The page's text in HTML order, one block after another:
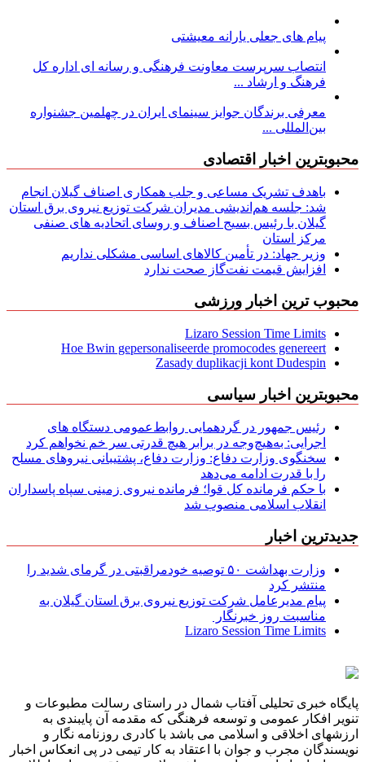
پیام های جعلی یارانه معیشتی
انتصاب سرپرست معاونت فرهنگی و رسانه ای اداره کل
فرهنگ و ارشاد ...
معرفی برندگان جوایز سینمای ایران در چهلمین جشنواره
بین‌المللی ...
محبوبترین اخبار اقتصادی
باهدف تشریک مساعی و جلب همکاری اصناف گیلان انجام
شد: جلسه هم‌اندیشی مدیران شركت توزیع نیروی برق استان
گیلان با رئیس بسیج اصناف و روسای اتحادیه های صنفی
مركز استان
وزیر جهاد: در تأمین کالاهای اساسی مشکلی نداریم
افزایش قیمت نفت‌گاز صحت ندارد
محبوب ترین اخبار ورزشی
Lizaro Session Time Limits
Hoe Bwin gepersonaliseerde promocodes genereert
Zasady duplikacji kont Dudespin
محبوبترین اخبار سیاسی
رئیس جمهور در گردهمایی روابط‌عمومی دستگاه های
اجرایی: به‌هیچ‌وجه در برابر هیچ قدرتی سر خم نخواهم کرد
سخنگوی وزارت دفاع: وزارت دفاع، پشتیبانی نیرو‌های مسلح
را با قدرت ادامه می‌دهد
با حکم فرمانده کل قوا؛ فرمانده نیروی زمینی سپاه پاسداران
انقلاب اسلامی منصوب شد
جدیدترین اخبار
وزارت بهداشت ۵۰ توصیه خودمراقبتی در گرمای شدید را
منتشر کرد
پیام مدیرعامل شركت توزیع نیروی برق استان گیلان به
مناسبت روز خبرنگار ‌
Lizaro Session Time Limits
پایگاه خبری تحلیلی آفتاب شمال در راستای رسالت مطبوعات و
تنویر افکار عمومی و توسعه فرهنگی که مقدمه آن پایبندی به
ارزشهای اخلاقی و اسلامی می باشد با کادری روزنامه نگار و
نویسندگان مجرب و جوان با اعتقاد به کار تیمی در پی انعکاس اخبار